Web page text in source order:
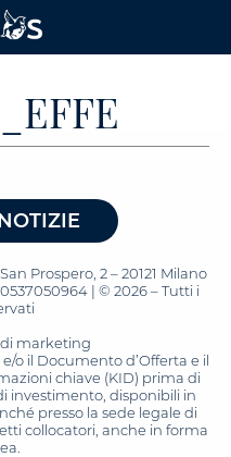
Prospero, 2 – 20121 Milano
| © 2026 – Tutti i
marketing
o il Documento d’Offerta e il
chiave (KID) prima di
investimento, disponibili in
presso la sede legale di
collocatori, anche in forma